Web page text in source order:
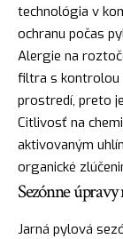
technológia v
ochranu počas
Alergie na
filtra s kontrolou
prostredí, preto
Citlivosť na
aktivovaným
organické
Sezónne úpravy
Jarná pylová